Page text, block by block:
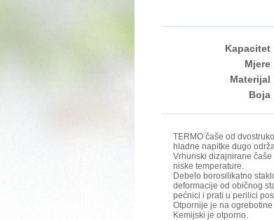
Kapacitet
Mjere
Materijal
Boja
TERMO čaše od
hladne napitke dugo
Vrhunski dizajnirane
niske temperature.
Debelo borosilikatno
deformacije od običnog
pećnici i prati u perilici
Otpornije je na
Kemijski je otporno.